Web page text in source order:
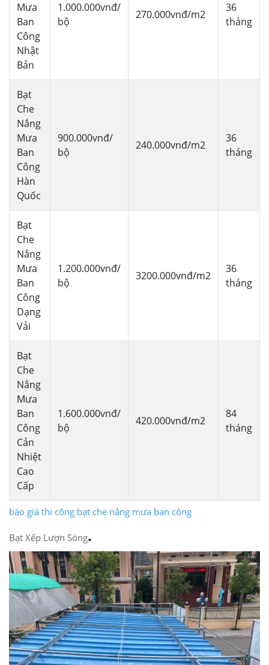
Mưa
Ban
Công
Nhật
Bản
1.000.000vnđ/
bộ
270.000vnđ/m2
36
tháng
Bạt
Che
Nắng
Mưa
Ban
Công
Hàn
Quốc
900.000vnđ/
bộ
240.000vnđ/m2
36
tháng
Bạt
Che
Nắng
Mưa
Ban
Công
Dạng
Vải
1.200.000vnđ/
bộ
3200.000vnđ/m2
36
tháng
Bạt
Che
Nắng
Mưa
Ban
Công
Cản
Nhiệt
Cao
Cấp
1.600.000vnđ/
bộ
420.000vnđ/m2
84
tháng
báo giá thi công bạt che nắng mưa ban công
Bạt Xếp Lượn Sóng.